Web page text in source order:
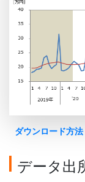
ダウンロード方法
データ出